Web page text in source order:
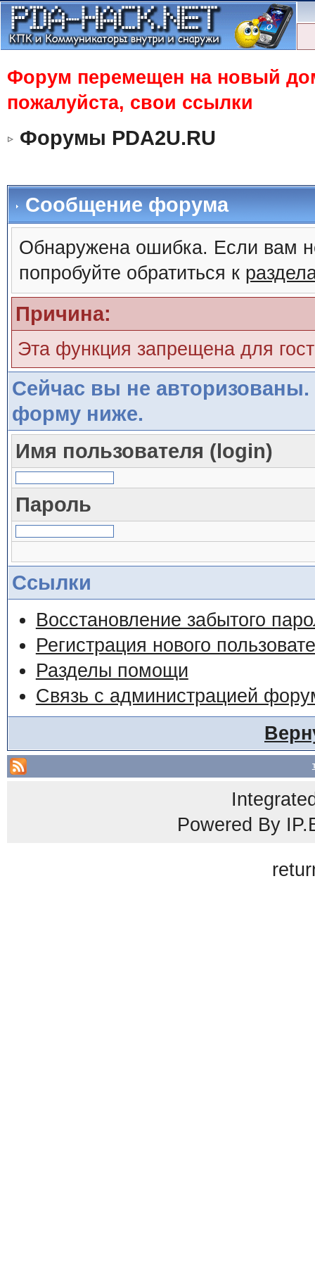
Форум перемещен на новый
пожалуйста, свои ссылки
Форумы PDA2U.RU
Сообщение форума
Обнаружена ошибка. Если вам
попробуйте обратиться к
Причина:
Эта функция запрещена для
Сейчас вы не авторизованы.
форму ниже.
Имя пользователя (login)
Пароль
Ссылки
Восстановление забытого
Регистрация нового
Разделы помощи
Связь с администрацией
Powered By